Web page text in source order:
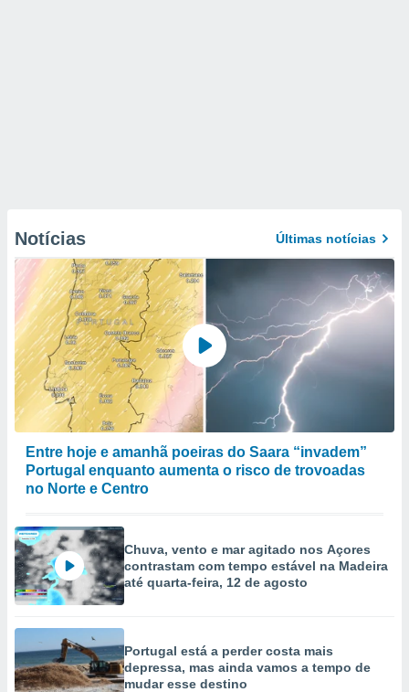
Notícias Últimas notícias
Entre hoje e amanhã poeiras do Saara “invadem”
Portugal enquanto aumenta o risco de trovoadas
no Norte e Centro
Chuva, vento e mar agitado nos Açores
contrastam com tempo estável na Madeira
até quarta-feira, 12 de agosto
Portugal está a perder costa mais
depressa, mas ainda vamos a tempo de
mudar esse destino